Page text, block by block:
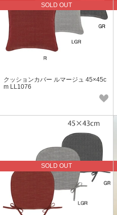
SOLD OUT
クッションカバー ルマージュ 45×45c
m LL1076
SOLD OUT